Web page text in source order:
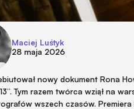
Maciej Luśtyk
28 maja 2026
nowy dokument Rona
Tym razem twórca wziął na
wszech czasów.